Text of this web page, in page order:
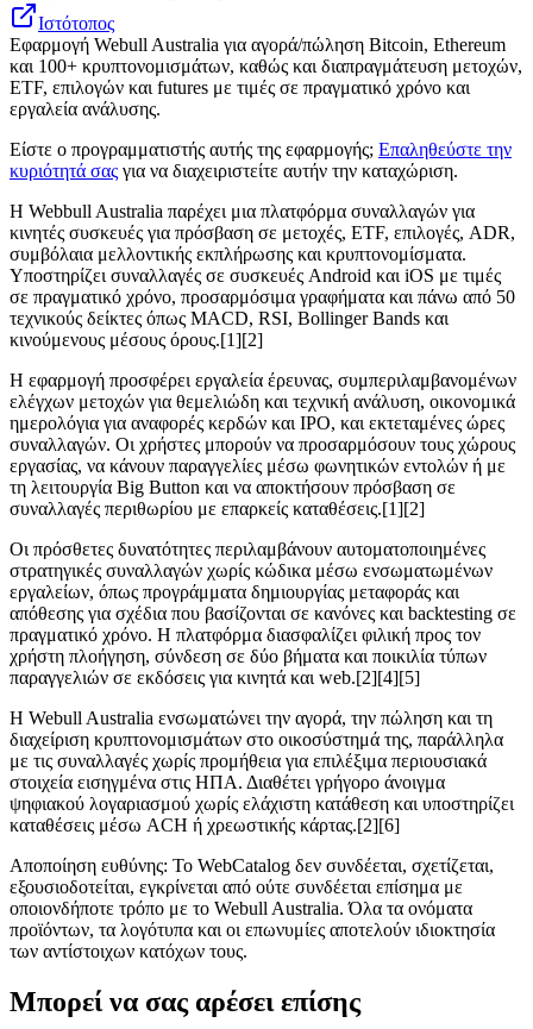
Ιστότοπος
Εφαρμογή Webull Australia για αγορά/πώληση Bitcoin, Ethereum
και 100+ κρυπτονομισμάτων, καθώς και διαπραγμάτευση μετοχών,
ETF, επιλογών και futures με τιμές σε πραγματικό χρόνο και
εργαλεία ανάλυσης.
Είστε ο προγραμματιστής αυτής της εφαρμογής; Επαληθεύστε την
κυριότητά σας για να διαχειριστείτε αυτήν την καταχώριση.
Η Webbull Australia παρέχει μια πλατφόρμα συναλλαγών για
κινητές συσκευές για πρόσβαση σε μετοχές, ETF, επιλογές, ADR,
συμβόλαια μελλοντικής εκπλήρωσης και κρυπτονομίσματα.
Υποστηρίζει συναλλαγές σε συσκευές Android και iOS με τιμές
σε πραγματικό χρόνο, προσαρμόσιμα γραφήματα και πάνω από 50
τεχνικούς δείκτες όπως MACD, RSI, Bollinger Bands και
κινούμενους μέσους όρους.[1][2]
Η εφαρμογή προσφέρει εργαλεία έρευνας, συμπεριλαμβανομένων
ελέγχων μετοχών για θεμελιώδη και τεχνική ανάλυση, οικονομικά
ημερολόγια για αναφορές κερδών και IPO, και εκτεταμένες ώρες
συναλλαγών. Οι χρήστες μπορούν να προσαρμόσουν τους χώρους
εργασίας, να κάνουν παραγγελίες μέσω φωνητικών εντολών ή με
τη λειτουργία Big Button και να αποκτήσουν πρόσβαση σε
συναλλαγές περιθωρίου με επαρκείς καταθέσεις.[1][2]
Οι πρόσθετες δυνατότητες περιλαμβάνουν αυτοματοποιημένες
στρατηγικές συναλλαγών χωρίς κώδικα μέσω ενσωματωμένων
εργαλείων, όπως προγράμματα δημιουργίας μεταφοράς και
απόθεσης για σχέδια που βασίζονται σε κανόνες και backtesting σε
πραγματικό χρόνο. Η πλατφόρμα διασφαλίζει φιλική προς τον
χρήστη πλοήγηση, σύνδεση σε δύο βήματα και ποικιλία τύπων
παραγγελιών σε εκδόσεις για κινητά και web.[2][4][5]
Η Webull Australia ενσωματώνει την αγορά, την πώληση και τη
διαχείριση κρυπτονομισμάτων στο οικοσύστημά της, παράλληλα
με τις συναλλαγές χωρίς προμήθεια για επιλέξιμα περιουσιακά
στοιχεία εισηγμένα στις ΗΠΑ. Διαθέτει γρήγορο άνοιγμα
ψηφιακού λογαριασμού χωρίς ελάχιστη κατάθεση και υποστηρίζει
καταθέσεις μέσω ACH ή χρεωστικής κάρτας.[2][6]
Αποποίηση ευθύνης: Το WebCatalog δεν συνδέεται, σχετίζεται,
εξουσιοδοτείται, εγκρίνεται από ούτε συνδέεται επίσημα με
οποιονδήποτε τρόπο με το Webull Australia. Όλα τα ονόματα
προϊόντων, τα λογότυπα και οι επωνυμίες αποτελούν ιδιοκτησία
των αντίστοιχων κατόχων τους.
Μπορεί να σας αρέσει επίσης